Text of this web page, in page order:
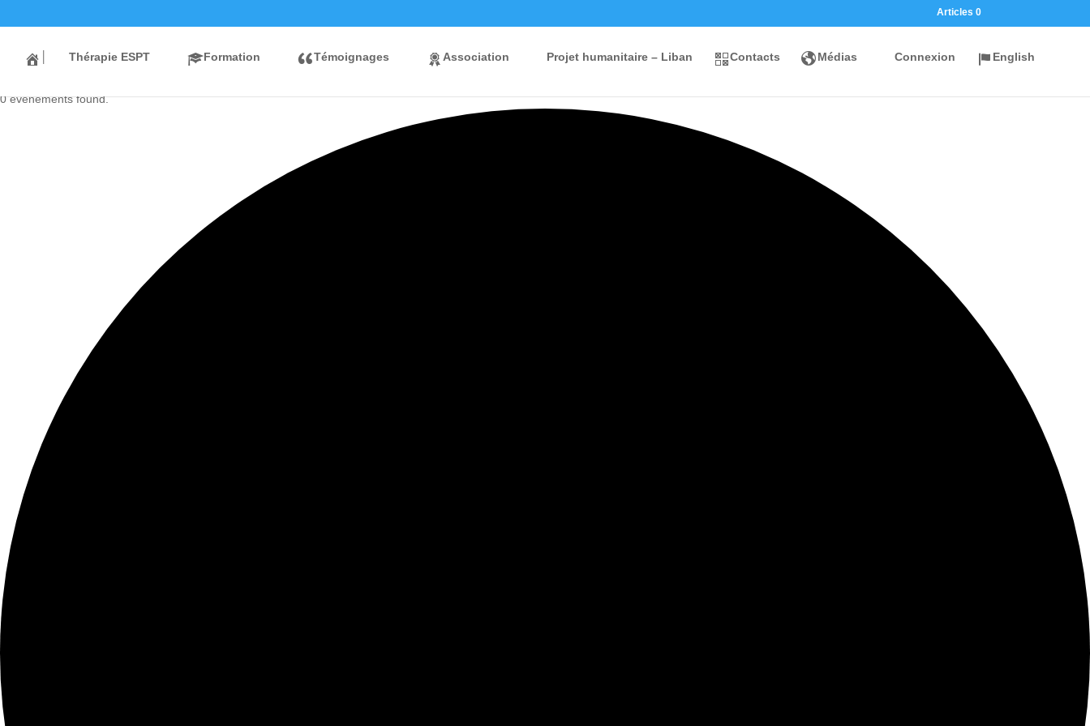
Articles 0
Thérapie ESPT Formation Témoignages Association Projet humanitaire – Liban Contacts Médias Connexion English
0 évènements found.